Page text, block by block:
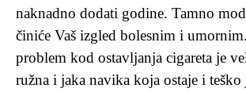
naknadno dodati godine. Tamno
činiće Vaš izgled bolesnim i
problem kod ostavljanja cigareta je
ružna i jaka navika koja ostaje i teško